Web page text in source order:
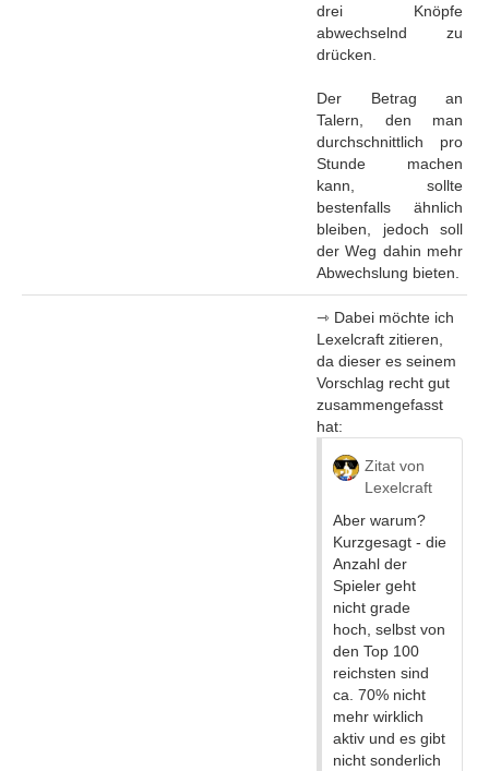
drei Knöpfe
abwechselnd zu
drücken.
Der Betrag an
Talern, den man
durchschnittlich pro
Stunde machen
kann, sollte
bestenfalls ähnlich
bleiben, jedoch soll
der Weg dahin mehr
Abwechslung bieten.
⇾ Dabei möchte ich
Lexelcraft zitieren,
da dieser es seinem
Vorschlag recht gut
zusammengefasst
hat:
Zitat von
Lexelcraft
Aber warum?
Kurzgesagt - die
Anzahl der
Spieler geht
nicht grade
hoch, selbst von
den Top 100
reichsten sind
ca. 70% nicht
mehr wirklich
aktiv und es gibt
nicht sonderlich